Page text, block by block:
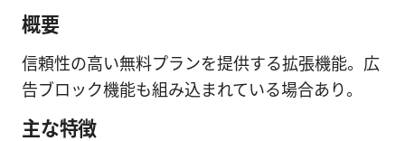
概要
信頼性の高い無料プランを提供する拡張機能。広
告ブロック機能も組み込まれている場合あり。
主な特徴